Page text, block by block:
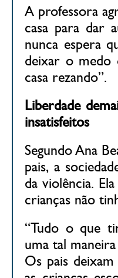
A professora
casa para dar
nunca espera
deixar o medo
casa rezando”.
Liberdade
insatisfeitos
Segundo Ana
pais, a
da violência.
crianças não
“Tudo o que
uma tal
Os pais